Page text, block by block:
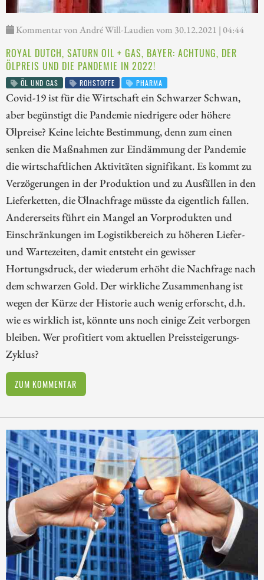
Kommentar von André Will-Laudien vom 30.12.2021 | 04:44
ROYAL DUTCH, SATURN OIL + GAS, BAYER: ACHTUNG, DER
ÖLPREIS UND DIE PANDEMIE IN 2022!
ÖL UND GAS ROHSTOFFE PHARMA
Covid-19 ist für die Wirtschaft ein Schwarzer Schwan,
aber begünstigt die Pandemie niedrigere oder höhere
Ölpreise? Keine leichte Bestimmung, denn zum einen
senken die Maßnahmen zur Eindämmung der Pandemie
die wirtschaftlichen Aktivitäten signifikant. Es kommt zu
Verzögerungen in der Produktion und zu Ausfällen in den
Lieferketten, die Ölnachfrage müsste da eigentlich fallen.
Andererseits führt ein Mangel an Vorprodukten und
Einschränkungen im Logistikbereich zu höheren Liefer-
und Wartezeiten, damit entsteht ein gewisser
Hortungsdruck, der wiederum erhöht die Nachfrage nach
dem schwarzen Gold. Der wirkliche Zusammenhang ist
wegen der Kürze der Historie auch wenig erforscht, d.h.
wie es wirklich ist, könnte uns noch einige Zeit verborgen
bleiben. Wer profitiert vom aktuellen Preissteigerungs-
Zyklus?
ZUM KOMMENTAR